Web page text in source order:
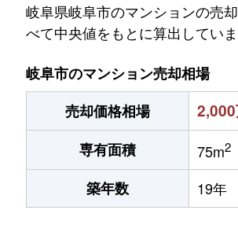
岐阜県岐阜市のマンションの売
べて中央値をもとに算出していま
岐阜市のマンション売却相場
売却価格相場
専有面積 75m2
築年数 19年